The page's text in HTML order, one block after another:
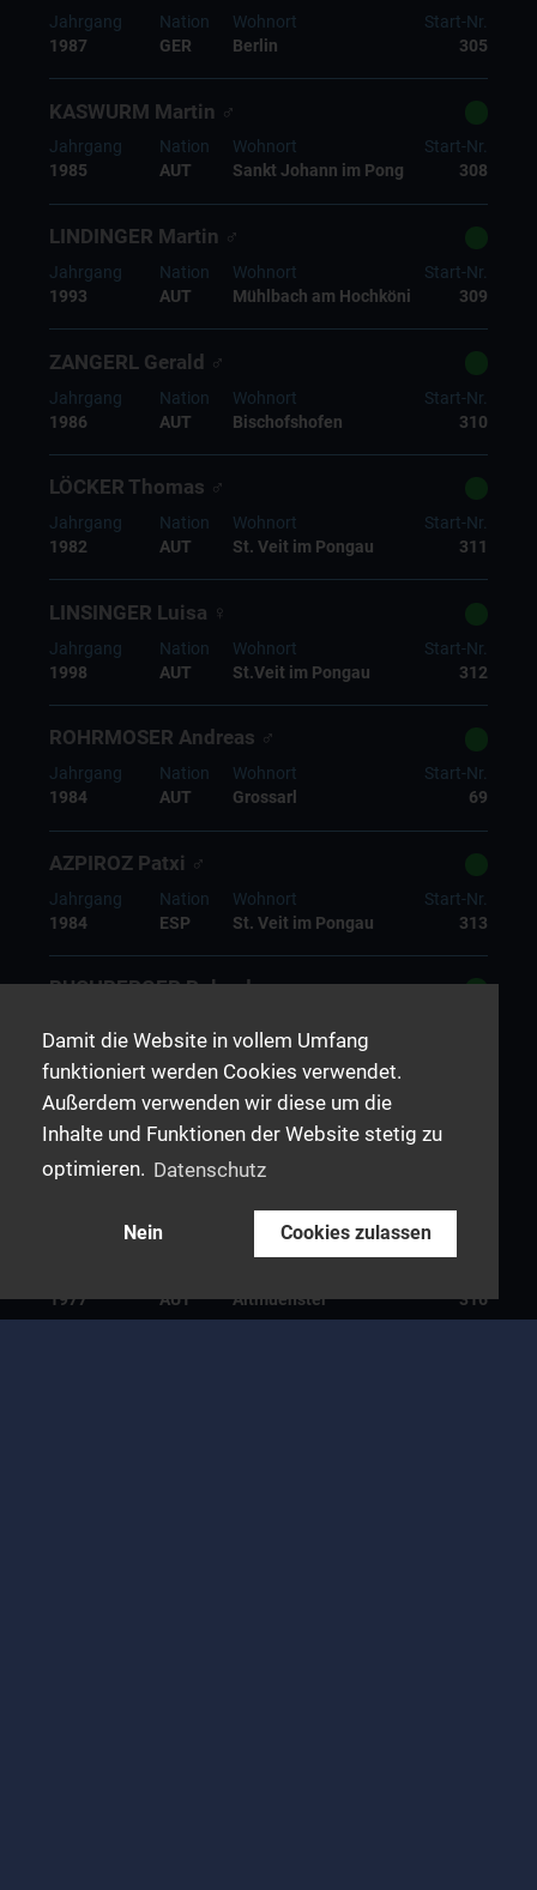
Damit die Website in vollem Umfang
funktioniert werden Cookies verwendet.
Außerdem verwenden wir diese um die
Inhalte und Funktionen der Website stetig zu
optimieren. Datenschutz
Nein Cookies zulassen
Jahrgang
1987
Nation
GER
Wohnort
Berlin
Start-Nr.
305
KASWURM Martin ♂
Jahrgang
1985
Nation
AUT
Wohnort
Sankt Johann im Pong
Start-Nr.
308
LINDINGER Martin ♂
Jahrgang
1993
Nation
AUT
Wohnort
Mühlbach am Hochköni
Start-Nr.
309
ZANGERL Gerald ♂
Jahrgang
1986
Nation
AUT
Wohnort
Bischofshofen
Start-Nr.
310
LÖCKER Thomas ♂
Jahrgang
1982
Nation
AUT
Wohnort
St. Veit im Pongau
Start-Nr.
311
LINSINGER Luisa ♀
Jahrgang
1998
Nation
AUT
Wohnort
St.Veit im Pongau
Start-Nr.
312
ROHRMOSER Andreas ♂
Jahrgang
1984
Nation
AUT
Wohnort
Grossarl
Start-Nr.
69
AZPIROZ Patxi ♂
Jahrgang
1984
Nation
ESP
Wohnort
St. Veit im Pongau
Start-Nr.
313
BUCHBERGER Roland ♂
1978
AUT
Kronstorf
MEINZER stephan ♂
1989
AUT
Fusch
GATTINGER Christian ♂
1977
AUT
Altmuenster
316